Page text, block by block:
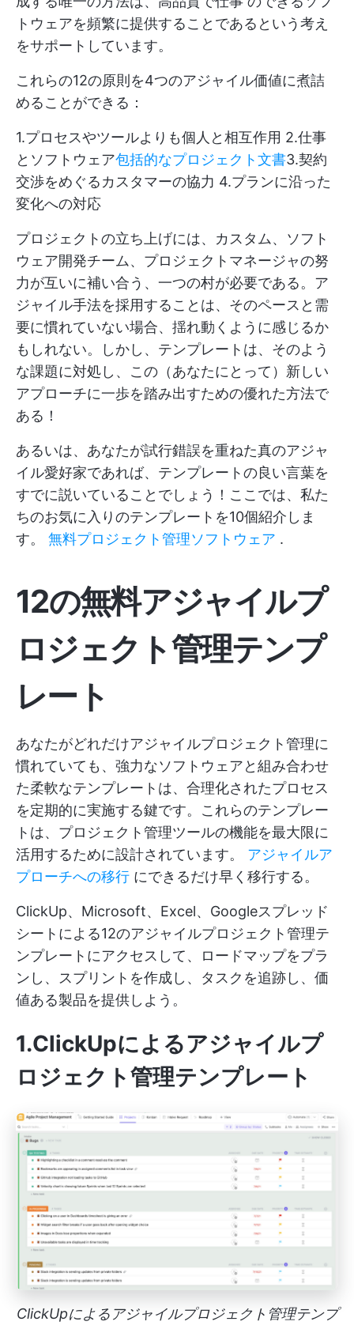
トウェアを頻繁に提供することであるという考え
をサポートしています。
これらの12の原則を4つのアジャイル価値に煮詰
めることができる：
1.プロセスやツールよりも個人と相互作用 2.仕事
とソフトウェア包括的なプロジェクト文書3.契約
交渉をめぐるカスタマーの協力 4.プランに沿った
変化への対応
プロジェクトの立ち上げには、カスタム、ソフト
ウェア開発チーム、プロジェクトマネージャの努
力が互いに補い合う、一つの村が必要である。ア
ジャイル手法を採用することは、そのペースと需
要に慣れていない場合、揺れ動くように感じるか
もしれない。しかし、テンプレートは、そのよう
な課題に対処し、この（あなたにとって）新しい
アプローチに一歩を踏み出すための優れた方法で
ある！
あるいは、あなたが試行錯誤を重ねた真のアジャ
イル愛好家であれば、テンプレートの良い言葉を
すでに説いていることでしょう！ここでは、私た
ちのお気に入りのテンプレートを10個紹介しま
す。 無料プロジェクト管理ソフトウェア .
12の無料アジャイルプ
ロジェクト管理テンプ
レート
あなたがどれだけアジャイルプロジェクト管理に
慣れていても、強力なソフトウェアと組み合わせ
た柔軟なテンプレートは、合理化されたプロセス
を定期的に実施する鍵です。これらのテンプレー
トは、プロジェクト管理ツールの機能を最大限に
活用するために設計されています。 アジャイルア
プローチへの移行 にできるだけ早く移行する。
ClickUp、Microsoft、Excel、Googleスプレッド
シートによる12のアジャイルプロジェクト管理テ
ンプレートにアクセスして、ロードマップをプラ
ンし、スプリントを作成し、タスクを追跡し、価
値ある製品を提供しよう。
1.ClickUpによるアジャイルプ
ロジェクト管理テンプレート
ClickUpによるアジャイルプロジェクト管理テンプ